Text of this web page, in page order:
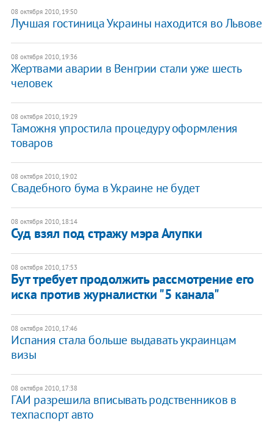
08 октября 2010, 19:50
Лучшая гостиница Украины находится во Львове
08 октября 2010, 19:36
Жертвами аварии в Венгрии стали уже шесть
человек
08 октября 2010, 19:29
Таможня упростила процедуру оформления
товаров
08 октября 2010, 19:02
Свадебного бума в Украине не будет
08 октября 2010, 18:14
Суд взял под стражу мэра Алупки
08 октября 2010, 17:53
Бут требует продолжить рассмотрение его
иска против журналистки "5 канала"
08 октября 2010, 17:46
Испания стала больше выдавать украинцам
визы
08 октября 2010, 17:38
ГАИ разрешила вписывать родственников в
техпаспорт авто